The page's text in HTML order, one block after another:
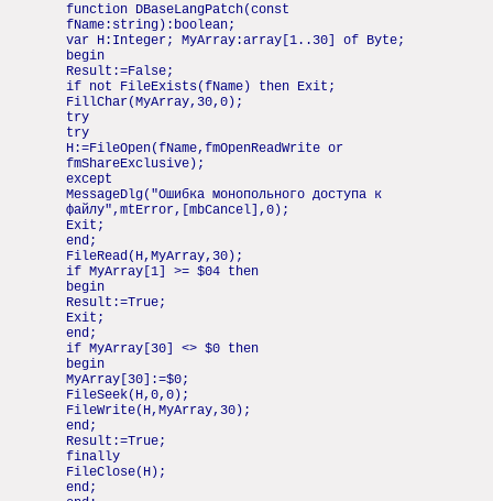
function DBaseLangPatch(const
fName:string):boolean;
var H:Integer; MyArray:array[1..30] of Byte;
begin
Result:=False;
if not FileExists(fName) then Exit;
FillChar(MyArray,30,0);
try
try
H:=FileOpen(fName,fmOpenReadWrite or
fmShareExclusive);
except
MessageDlg("Ошибка монопольного доступа к
файлу",mtError,[mbCancel],0);
Exit;
end;
FileRead(H,MyArray,30);
if MyArray[1] >= $04 then
begin
Result:=True;
Exit;
end;
if MyArray[30] <> $0 then
begin
MyArray[30]:=$0;
FileSeek(H,0,0);
FileWrite(H,MyArray,30);
end;
Result:=True;
finally
FileClose(H);
end;